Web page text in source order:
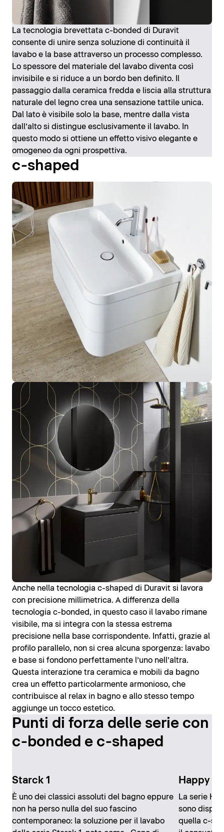
La tecnologia brevettata c-bonded di Duravit
consente di unire senza soluzione di continuità il
lavabo e la base attraverso un processo complesso.
Lo spessore del materiale del lavabo diventa così
invisibile e si riduce a un bordo ben definito. Il
passaggio dalla ceramica fredda e liscia alla struttura
naturale del legno crea una sensazione tattile unica.
Dal lato è visibile solo la base, mentre dalla vista
dall’alto si distingue esclusivamente il lavabo. In
questo modo si ottiene un effetto visivo elegante e
omogeneo da ogni prospettiva.
c-shaped
Anche nella tecnologia c-shaped di Duravit si lavora
con precisione millimetrica. A differenza della
tecnologia c-bonded, in questo caso il lavabo rimane
visibile, ma si integra con la stessa estrema
precisione nella base corrispondente. Infatti, grazie al
profilo parallelo, non si crea alcuna sporgenza: lavabo
e base si fondono perfettamente l’uno nell’altra.
Questa interazione tra ceramica e mobili da bagno
crea un effetto particolarmente armonioso, che
contribuisce al relax in bagno e allo stesso tempo
aggiunge un tocco estetico.
Punti di forza delle serie con
c-bonded e c-shaped
Starck 1
È uno dei classici assoluti del bagno eppure
non ha perso nulla del suo fascino
contemporaneo: la soluzione per il lavabo
Happy
La serie
sono
quella c-